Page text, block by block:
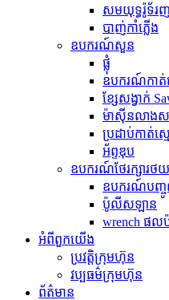
សមយុទ្ធរ៉ូទ័រ
បាញ់កាំភ្លើង
ឧបករណ៍សួន
ផ្លុំ
ឧបករណ៍កាត់
ខ្សែសង្វាក់
ម៉ាស៊ីនលាងស
ប្រដាប់​កាត់​ស្ម
អ័ព្ទឌុប
ឧបករណ៍ថែរក្សារថយ
ឧបករណ៍បញ្ចូ
ប៉ូលីសឡាន
wrench ផល
អំពី​ពួក​យើង
ប្រវត្តិ​ក្រុមហ៊ុន
វប្បធម៌ក្រុមហ៊ុន
ព័ត៌មាន